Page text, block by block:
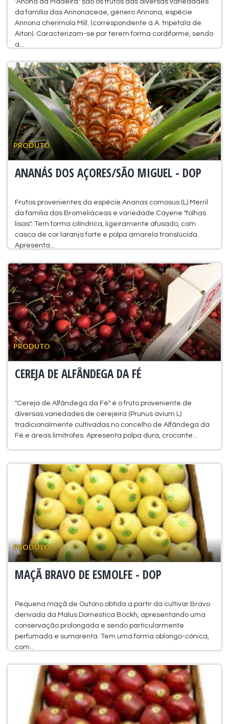
"Anona da Madeira" são os frutos das diversas variedades
da família das Annonaceae, género Annona, espécie
Annona cherimola Mill. (correspondente à A. tripetala de
Aiton). Caracterizam-se por terem forma cordiforme, sendo
a...
PRODUTO
ANANÁS DOS AÇORES/SÃO MIGUEL - DOP
Frutos provenientes da espécie Ananas comosus (L) Merril
da família das Bromeliáceas e variedade Cayene "folhas
lisas". Tem forma cilíndrica, ligeiramente afusado, com
casca de cor laranja forte e polpa amarela translúcida.
Apresenta...
PRODUTO
CEREJA DE ALFÂNDEGA DA FÉ
"Cereja de Alfândega da Fé" é o fruto proveniente de
diversas variedades de cerejeira (Prunus avium L)
tradicionalmente cultivadas no concelho de Alfândega da
Fé e áreas limítrofes. Apresenta polpa dura, crocante...
PRODUTO
MAÇÃ BRAVO DE ESMOLFE - DOP
Pequena maçã de Outono obtida a partir da cultivar Bravo
derivada da Malus Domestica Bockh, apresentando uma
conservação prolongada e sendo particularmente
perfumada e sumarenta. Tem uma forma oblongo-cónica,
com...